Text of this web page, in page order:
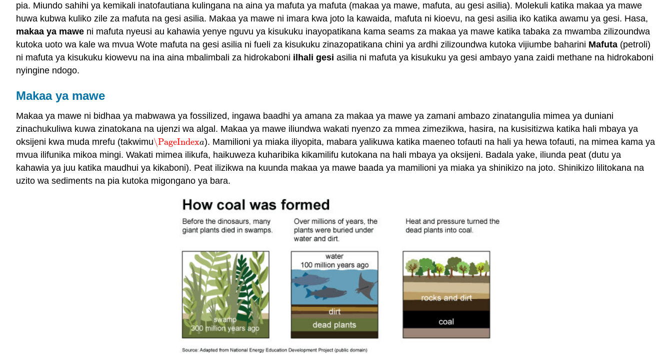
pia. Miundo sahihi ya kemikali inatofautiana kulingana na aina ya mafuta ya mafuta (makaa ya mawe, mafuta, au gesi asilia). Molekuli katika makaa ya mawe
huwa kubwa kuliko zile za mafuta na gesi asilia. Makaa ya mawe ni imara kwa joto la kawaida, mafuta ni kioevu, na gesi asilia iko katika awamu ya gesi. Hasa,
makaa ya mawe ni mafuta nyeusi au kahawia yenye nguvu ya kisukuku inayopatikana kama seams za makaa ya mawe katika tabaka za mwamba zilizoundwa
kutoka uoto wa kale wa mvua Wote mafuta na gesi asilia ni fueli za kisukuku zinazopatikana chini ya ardhi zilizoundwa kutoka vijiumbe baharini Mafuta (petroli)
ni mafuta ya kisukuku kiowevu na ina aina mbalimbali za hidrokaboni ilhali gesi asilia ni mafuta ya kisukuku ya gesi ambayo yana zaidi methane na hidrokaboni
nyingine ndogo.
Makaa ya mawe
Makaa ya mawe ni bidhaa ya mabwawa ya fossilized, ingawa baadhi ya amana za makaa ya mawe ya zamani ambazo zinatangulia mimea ya duniani
zinachukuliwa kuwa zinatokana na ujenzi wa algal. Makaa ya mawe iliundwa wakati nyenzo za mmea zimezikwa, hasira, na kusisitizwa katika hali mbaya ya
oksijeni kwa muda mrefu (takwimu\PageIndexa
\PageIndexa). Mamilioni ya miaka iliyopita, mabara yalikuwa katika maeneo tofauti na hali ya hewa tofauti, na mimea kama ya
mvua ilifunika mikoa mingi. Wakati mimea ilikufa, haikuweza kuharibika kikamilifu kutokana na hali mbaya ya oksijeni. Badala yake, iliunda peat (dutu ya
kahawia ya juu katika maudhui ya kikaboni). Peat ilizikwa na kuunda makaa ya mawe baada ya mamilioni ya miaka ya shinikizo na joto. Shinikizo lilitokana na
uzito wa sediments na pia kutoka migongano ya bara.